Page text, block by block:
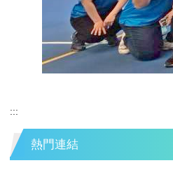
:::
熱門連結